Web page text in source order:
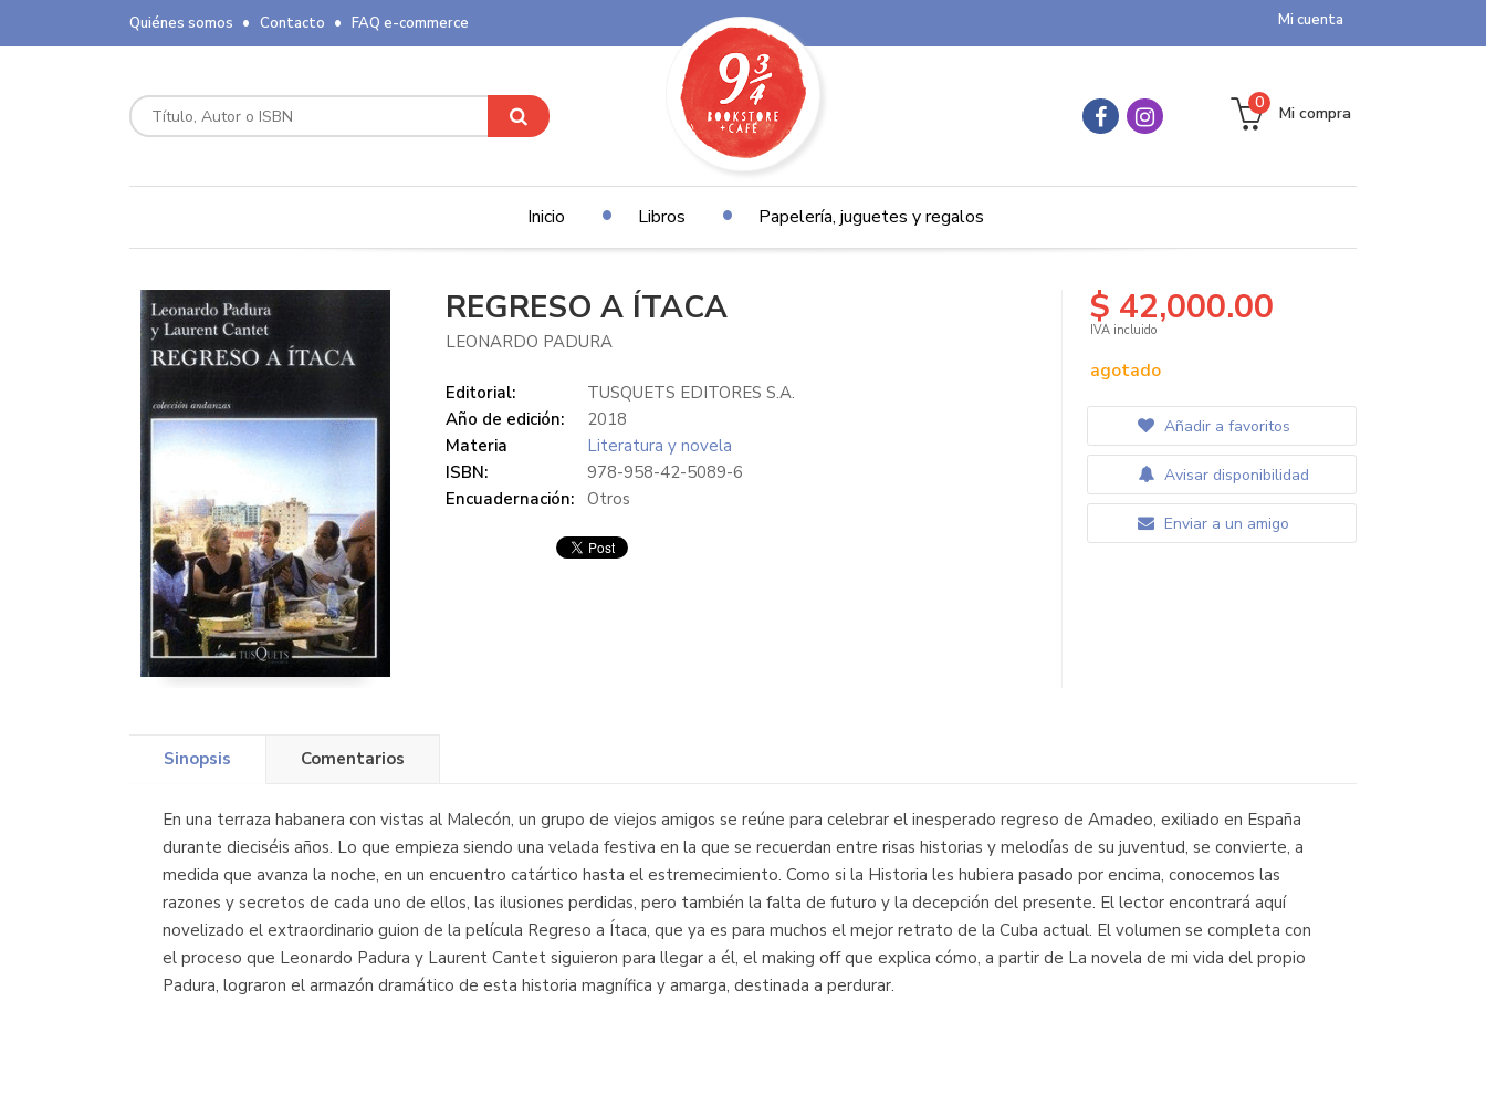
Mi cuenta
Quiénes somos Contacto FAQ e-commerce
Mi compra
0
Inicio Libros Papelería, juguetes y regalos
REGRESO A ÍTACA
LEONARDO PADURA
Editorial:
TUSQUETS EDITORES S.A.
Año de edición:
2018
Materia
Literatura y novela
ISBN:
978-958-42-5089-6
Encuadernación:
Otros
$ 42,000.00
IVA incluido
agotado
Añadir a favoritos
Avisar disponibilidad
Enviar a un amigo
Sinopsis Comentarios
En una terraza habanera con vistas al Malecón, un grupo de viejos amigos se reúne para celebrar el inesperado regreso de Amadeo, exiliado en España
durante dieciséis años. Lo que empieza siendo una velada festiva en la que se recuerdan entre risas historias y melodías de su juventud, se convierte, a
medida que avanza la noche, en un encuentro catártico hasta el estremecimiento. Como si la Historia les hubiera pasado por encima, conocemos las
razones y secretos de cada uno de ellos, las ilusiones perdidas, pero también la falta de futuro y la decepción del presente. El lector encontrará aquí
novelizado el extraordinario guion de la película Regreso a Ítaca, que ya es para muchos el mejor retrato de la Cuba actual. El volumen se completa con
el proceso que Leonardo Padura y Laurent Cantet siguieron para llegar a él, el making off que explica cómo, a partir de La novela de mi vida del propio
Padura, lograron el armazón dramático de esta historia magnífica y amarga, destinada a perdurar.